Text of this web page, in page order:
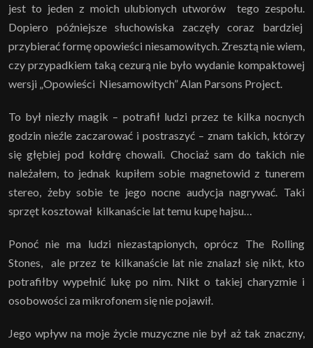
jest to jeden z moich ulubionych utworów tego zespołu.
Dopiero późniejsze słuchowiska zaczęły coraz bardziej
przybierać formę opowieści niesamowitych. Zresztą nie wiem,
czy przypadkiem taką cezurą nie było wydanie kompaktowej
wersji „Opowieści Niesamowitych” Alan Parsons Project.
To był niezły magik – potrafił ludzi przez te kilka nocnych
godzin nieźle zaczarować i postraszyć – znam takich, którzy
się głębiej pod kołdrę chowali. Chociaż sam do takich nie
należałem, to jednak kupiłem sobie magnetowid z tunerem
stereo, żeby sobie te jego nocne audycja nagrywać. Taki
sprzęt kosztował kilkanaście lat temu kupę hajsu…
Ponoć nie ma ludzi niezastąpionych, oprócz The Rolling
Stones, ale przez te kilkanaście lat nie znalazł się nikt, kto
potrafiłby wypełnić lukę po nim. Nikt o takiej charyzmie i
osobowości za mikrofonem się nie pojawił.
Jego wpływ na moje życie muzyczne nie był aż tak znaczny,